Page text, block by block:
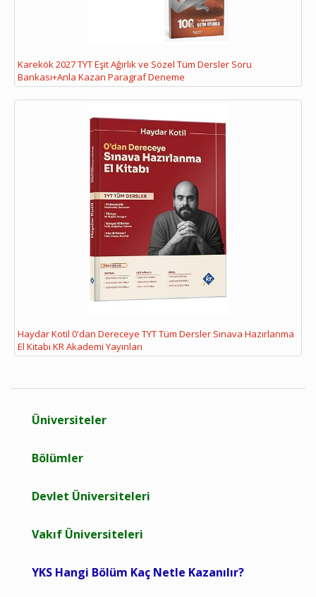
Karekök 2027 TYT Eşit Ağırlık ve Sözel Tüm Dersler Soru
Bankası+Anla Kazan Paragraf Deneme
Haydar Kotil 0'dan Dereceye TYT Tüm Dersler Sınava Hazırlanma
El Kitabı KR Akademi Yayınları
Üniversiteler
Bölümler
Devlet Üniversiteleri
Vakıf Üniversiteleri
YKS Hangi Bölüm Kaç Netle Kazanılır?